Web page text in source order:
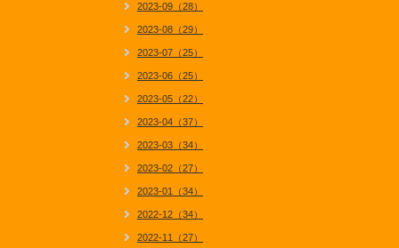
2023-09（28）
2023-08（29）
2023-07（25）
2023-06（25）
2023-05（22）
2023-04（37）
2023-03（34）
2023-02（27）
2023-01（34）
2022-12（34）
2022-11（27）